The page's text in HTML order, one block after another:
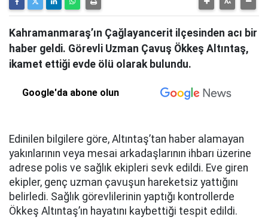
Kahramanmaraş’ın Çağlayancerit ilçesinden acı bir
haber geldi. Görevli Uzman Çavuş Ökkeş Altıntaş,
ikamet ettiği evde ölü olarak bulundu.
Google'da abone olun
Edinilen bilgilere göre, Altıntaş’tan haber alamayan
yakınlarının veya mesai arkadaşlarının ihbarı üzerine
adrese polis ve sağlık ekipleri sevk edildi. Eve giren
ekipler, genç uzman çavuşun hareketsiz yattığını
belirledi. Sağlık görevlilerinin yaptığı kontrollerde
Ökkeş Altıntaş’ın hayatını kaybettiği tespit edildi.